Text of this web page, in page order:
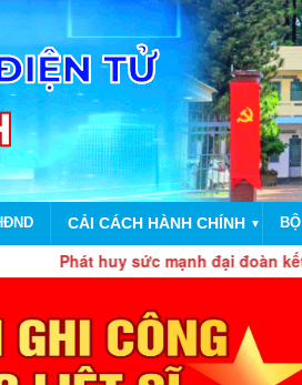
CẢI CÁCH HÀNH CHÍNH ▼
huy sức mạnh đại đoàn kết toàn